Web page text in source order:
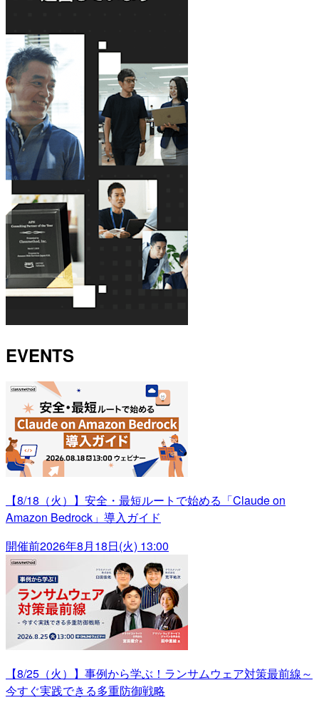
EVENTS
【8/18（火）】安全・最短ルートで始める「Claude on
Amazon Bedrock」導入ガイド
開催前2026年8月18日(火) 13:00
【8/25（火）】事例から学ぶ！ランサムウェア対策最前線～
今すぐ実践できる多重防御戦略